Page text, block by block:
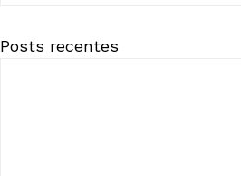
Posts recentes